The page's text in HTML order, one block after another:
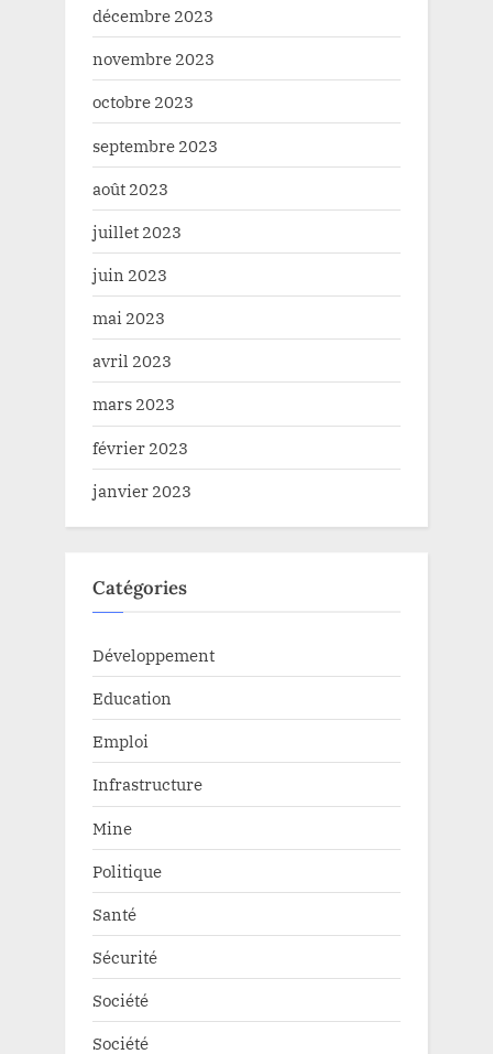
décembre 2023
novembre 2023
octobre 2023
septembre 2023
août 2023
juillet 2023
juin 2023
mai 2023
avril 2023
mars 2023
février 2023
janvier 2023
Catégories
Développement
Education
Emploi
Infrastructure
Mine
Politique
Santé
Sécurité
Société
Société